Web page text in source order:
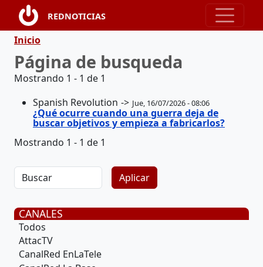
Pasar al contenido principal
REDNOTICIAS
Ruta de navegación
Inicio
Página de busqueda
Mostrando 1 - 1 de 1
Spanish Revolution
Jue, 16/07/2026 - 08:06
¿Qué ocurre cuando una guerra deja de
buscar objetivos y empieza a fabricarlos?
Mostrando 1 - 1 de 1
CANALES
Todos
AttacTV
CanalRed EnLaTele